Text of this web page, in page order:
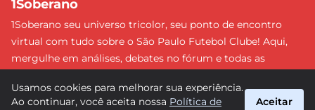
1Soberano
1Soberano seu universo tricolor, seu ponto de encontro
virtual com tudo sobre o São Paulo Futebol Clube! Aqui,
mergulhe em análises, debates no fórum e todas as
detalhe e faça parte dessa comunidade apaixonada pelo
Usamos cookies para melhorar sua experiência.
Ao continuar, você aceita nossa Política de
Aceitar